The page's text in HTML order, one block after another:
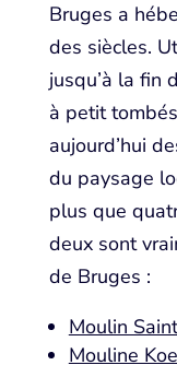
Bruges a
des siècles.
jusqu’à la fin
à petit
aujourd’hui
du paysage
plus que
deux sont
de Bruges :
Moulin
Mouline